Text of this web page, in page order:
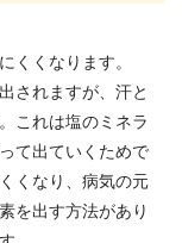
くくなります。
されますが、汗と
これは塩のミネラ
て出ていくためで
くなり、病気の元
を出す方法があり